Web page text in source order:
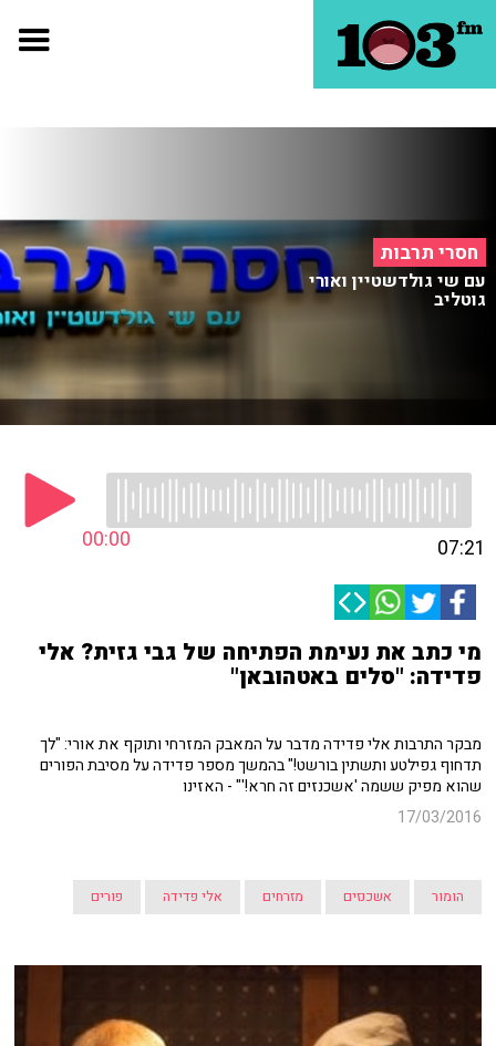
חסרי תרבות
עם שי גולדשטיין ואורי
גוטליב
00:00 07:21
מי כתב את נעימת הפתיחה של גבי גזית? אלי
פדידה: "סלים באטהובאן"
מבקר התרבות אלי פדידה מדבר על המאבק המזרחי ותוקף את אורי: "לך
תדחוף גפילטע ותשתין בורשט!" בהמשך מספר פדידה על מסיבת הפורים
שהוא מפיק ששמה 'אשכנזים זה חרא!'" - האזינו
17/03/2016
הומור אשכנזים מזרחים אלי פדידה פורים